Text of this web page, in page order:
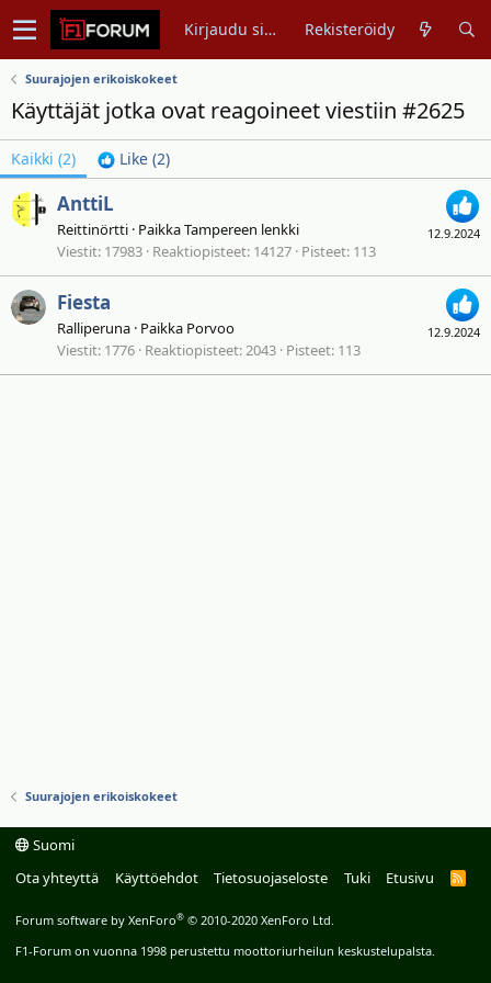
Kirjaudu sisään Rekisteröidy
Suurajojen erikoiskokeet
Käyttäjät jotka ovat reagoineet viestiin #2625
Kaikki (2) Like (2)
12.9.2024
AnttiL
Reittinörtti · PaikkaTampereen lenkki
Viestit 17983 Reaktiopisteet 14127 Pisteet 113
12.9.2024
Fiesta
Ralliperuna · Paikka Porvoo
Viestit 1776 Reaktiopisteet 2043 Pisteet 113
Suurajojen erikoiskokeet
Suomi
Ota yhteyttä
Käyttöehdot Tietosuojaseloste Tuki Etusivu
R
Forum software by XenForo® © 2010-2020 XenForo Ltd.
F1-Forum on vuonna 1998 perustettu moottoriurheilun keskustelupalsta.